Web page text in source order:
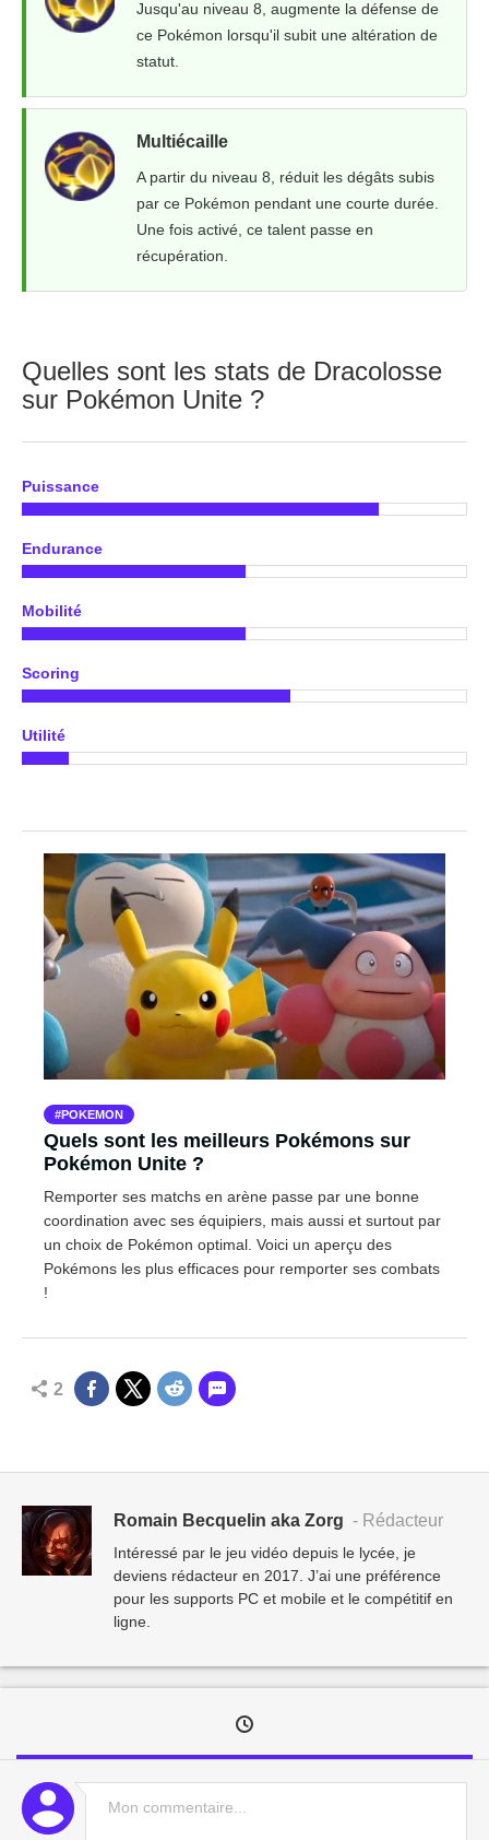
Jusqu'au niveau 8, augmente la défense de
ce Pokémon lorsqu'il subit une altération de
statut.
Multiécaille
A partir du niveau 8, réduit les dégâts subis
par ce Pokémon pendant une courte durée.
Une fois activé, ce talent passe en
récupération.
Quelles sont les stats de Dracolosse
sur Pokémon Unite ?
Puissance
Endurance
Mobilité
Scoring
Utilité
POKEMON
Quels sont les meilleurs Pokémons sur
Pokémon Unite ?
Remporter ses matchs en arène passe par une bonne
coordination avec ses équipiers, mais aussi et surtout par
un choix de Pokémon optimal. Voici un aperçu des
Pokémons les plus efficaces pour remporter ses combats
!
2
Romain Becquelin aka Zorg - Rédacteur
Intéressé par le jeu vidéo depuis le lycée, je
deviens rédacteur en 2017. J’ai une préférence
pour les supports PC et mobile et le compétitif en
ligne.